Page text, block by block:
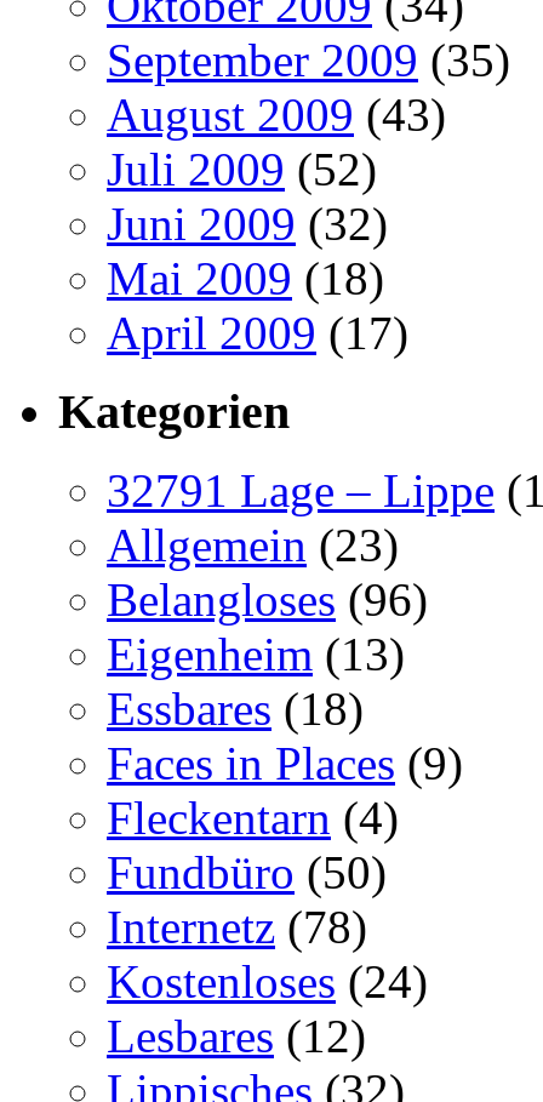
September 2009 (35)
August 2009 (43)
Juli 2009 (52)
Juni 2009 (32)
Mai 2009 (18)
April 2009 (17)
Kategorien
32791 Lage – Lippe
Allgemein (23)
Belangloses (96)
Eigenheim (13)
Essbares (18)
Faces in Places (9)
Fleckentarn (4)
Fundbüro (50)
Internetz (78)
Kostenloses (24)
Lesbares (12)
Lippisches (32)